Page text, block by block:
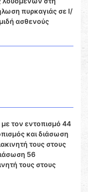
πυρκαγιάς σε Ι/
ασθενούς
τον εντοπισμό 44
και διάσωση
τους στους
56
τους στους